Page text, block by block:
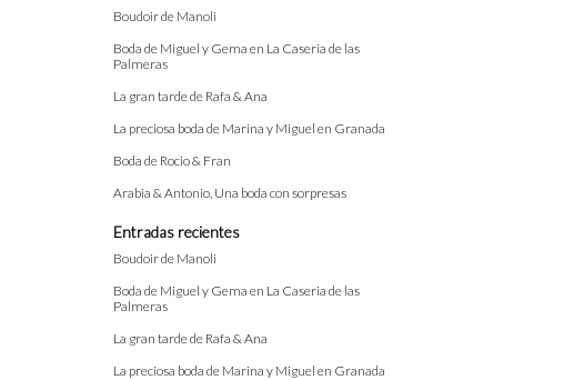
Boudoir de Manoli
Boda de Miguel y Gema en La Caseria de las
Palmeras
La gran tarde de Rafa & Ana
La preciosa boda de Marina y Miguel en Granada
Boda de Rocio & Fran
Arabia & Antonio, Una boda con sorpresas
Entradas recientes
Boudoir de Manoli
Boda de Miguel y Gema en La Caseria de las
Palmeras
La gran tarde de Rafa & Ana
La preciosa boda de Marina y Miguel en Granada